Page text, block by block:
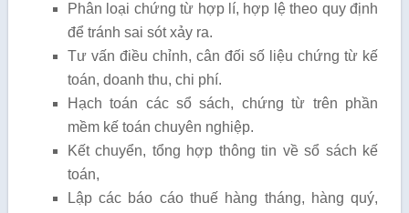
Phân loại chứng từ hợp lí, hợp lệ theo quy định
để tránh sai sót xảy ra.
Tư vấn điều chỉnh, cân đối số liệu chứng từ kế
toán, doanh thu, chi phí.
Hạch toán các sổ sách, chứng từ trên phần
mềm kế toán chuyên nghiệp.
Kết chuyển, tổng hợp thông tin về sổ sách kế
toán,
Lập các báo cáo thuế hàng tháng, hàng quý,